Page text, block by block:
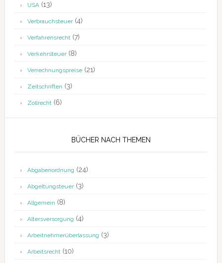
USA(13)
Verbrauchsteuer(4)
Verfahrensrecht(7)
Verkehrsteuer(8)
Verrechnungspreise(21)
Zeitschriften (3)
Zollrecht(6)
BÜCHER NACH THEMEN
Abgabenordnung (24)
Abgeltungsteuer(3)
Allgemein (8)
Altersversorgung (4)
Arbeitnehmerüberlassung (3)
Arbeitsrecht(10)